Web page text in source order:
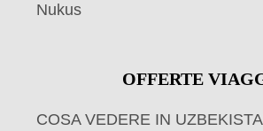
Nukus
OFFERTE
COSA VEDERE IN